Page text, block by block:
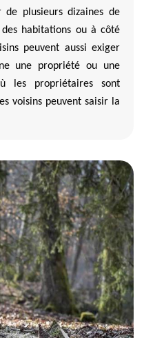
plusieurs dizaines de
habitations ou à côté
peuvent aussi exiger
une propriété ou une
les propriétaires sont
voisins peuvent saisir la